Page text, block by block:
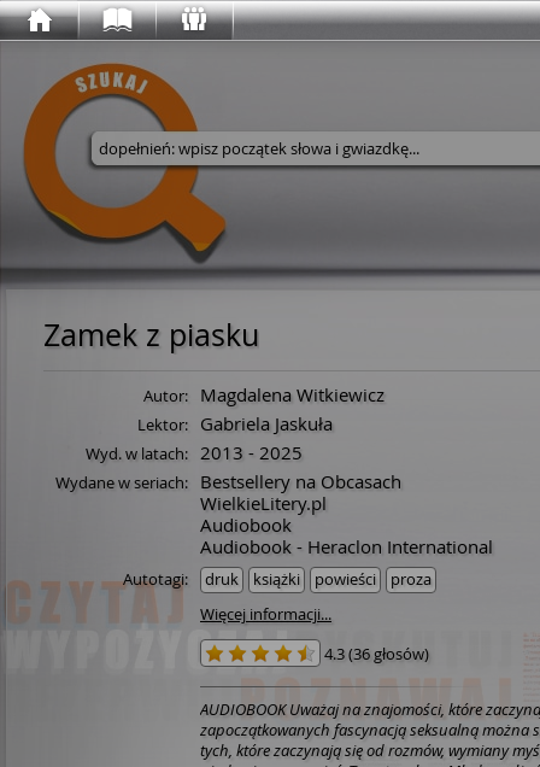
Wyszukaj w serwisie
Zamek z piasku
Autor: Magdalena Witkiewicz
Lektor: Gabriela Jaskuła
Wyd. w latach: 2013 - 2025
Wydane w seriach:
Bestsellery na Obcasach
WielkieLitery.pl
Audiobook
Audiobook - Heraclon International
Autotagi: druk książki powieści
proza
Więcej informacji...
4.3(36 głosów)
AUDIOBOOK Uważaj na znajomości, które
zapoczątkowanych fascynacją seksualną można
tych, które zaczynają się od rozmów, wymiany